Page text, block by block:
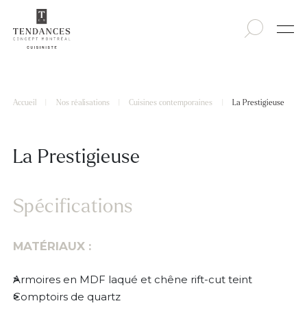
Accueil Nos réalisations Cuisines contemporaines La Prestigieuse
La Prestigieuse
Spécifications
MATÉRIAUX :
Armoires en MDF laqué et chêne rift-cut teint
Comptoirs de quartz